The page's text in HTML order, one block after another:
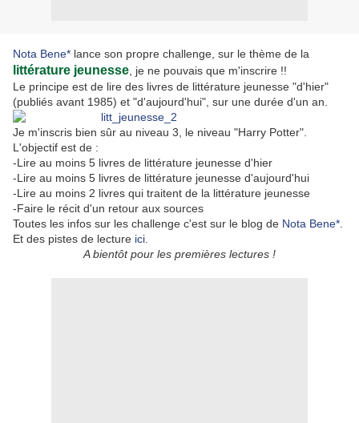
Nota Bene* lance son propre challenge, sur le thème de la
littérature jeunesse , je ne pouvais que m'inscrire !!
Le principe est de lire des livres de littérature jeunesse "d'hier"
(publiés avant 1985) et "d'aujourd'hui", sur une durée d'un an.
Je m'inscris bien sûr au niveau 3, le niveau "Harry Potter".
L'objectif est de :
-Lire au moins 5 livres de littérature jeunesse d'hier
-Lire au moins 5 livres de littérature jeunesse d'aujourd'hui
-Lire au moins 2 livres qui traitent de la littérature jeunesse
-Faire le récit d'un retour aux sources
Toutes les infos sur les challenge c'est sur le blog de Nota Bene*
Et des pistes de lecture ici
A bientôt pour les premières lectures !